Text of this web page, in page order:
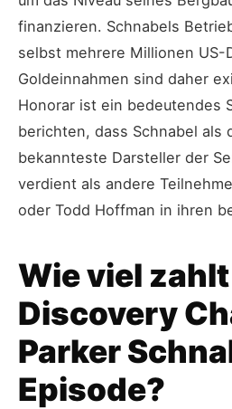
finanzieren. Schnabels
selbst mehrere Millionen US-
Goldeinnahmen sind daher
Honorar ist ein bedeutendes
berichten, dass Schnabel als
bekannteste Darsteller der
verdient als andere
oder Todd Hoffman in ihren
Wie viel zahlt
Discovery
Parker
Episode?